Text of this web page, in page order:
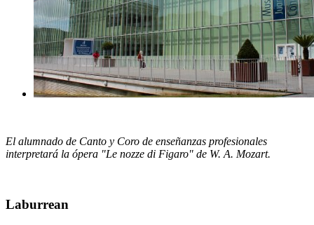
El alumnado de Canto y Coro de enseñanzas profesionales
interpretará la ópera "Le nozze di Figaro" de W. A. Mozart.
Laburrean